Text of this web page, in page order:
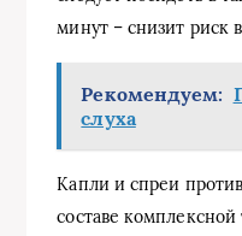
минут – снизит риск
Рекомендуем:
слуха
Капли и спреи
составе